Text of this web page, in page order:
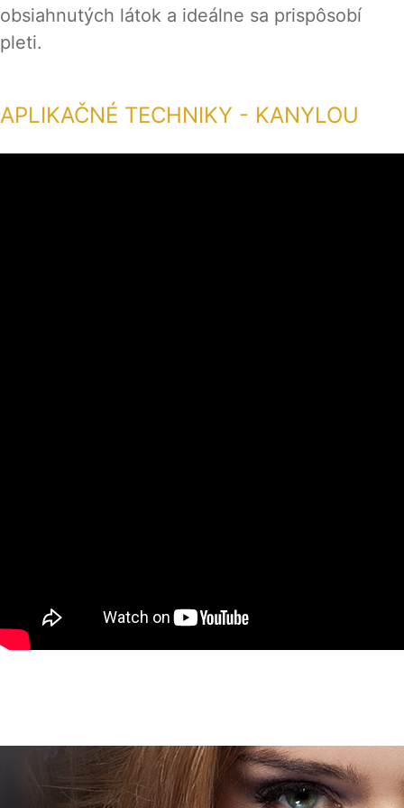
obsiahnutých látok a ideálne sa prispôsobí
pleti.
APLIKAČNÉ TECHNIKY - KANYLOU